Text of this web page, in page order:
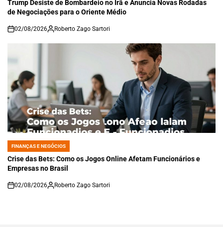
Trump Desiste de Bombardeio no Irã e Anuncia Novas Rodadas
de Negociações para o Oriente Médio
on
02/08/2026 Roberto Zago Sartori
POSTED
IN
FINANÇAS E NEGÓCIOS
Crise das Bets: Como os Jogos Online Afetam Funcionários e
Empresas no Brasil
on
02/08/2026 Roberto Zago Sartori